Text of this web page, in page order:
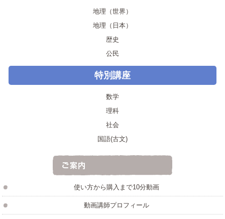
地理（世界）
地理（日本）
歴史
公民
特別講座
数学
理科
社会
国語(古文)
使い方から購入まで10分動画
動画講師プロフィール